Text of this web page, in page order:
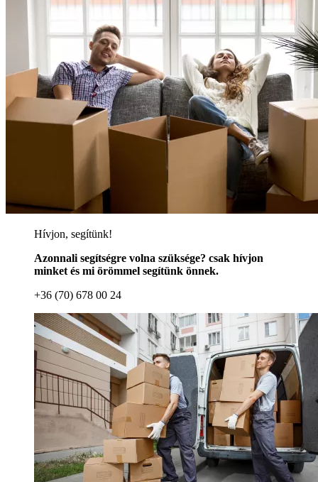
Hívjon, segítünk!
Azonnali segítségre volna szüksége? csak hívjon
minket és mi örömmel segítünk önnek.
+36 (70) 678 00 24